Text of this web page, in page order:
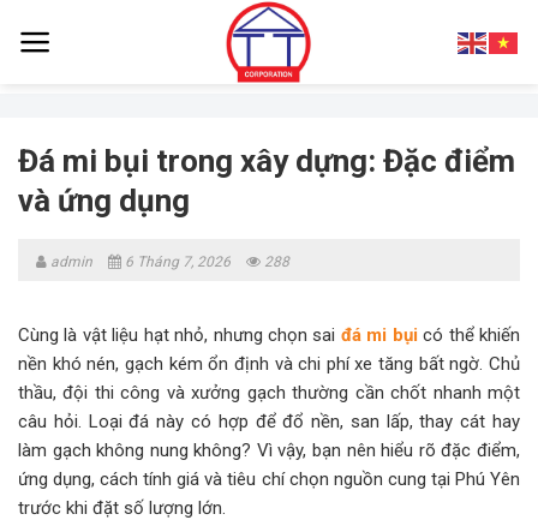
Đá mi bụi trong xây dựng: Đặc điểm
và ứng dụng
admin 6 Tháng 7, 2026 288
Cùng là vật liệu hạt nhỏ, nhưng chọn sai đá mi bụicó thể khiến
nền khó nén, gạch kém ổn định và chi phí xe tăng bất ngờ. Chủ
thầu, đội thi công và xưởng gạch thường cần chốt nhanh một
câu hỏi. Loại đá này có hợp để đổ nền, san lấp, thay cát hay
làm gạch không nung không? Vì vậy, bạn nên hiểu rõ đặc điểm,
ứng dụng, cách tính giá và tiêu chí chọn nguồn cung tại Phú Yên
trước khi đặt số lượng lớn.